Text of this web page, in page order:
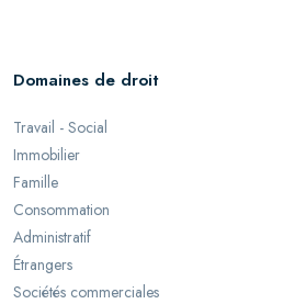
Domaines de droit
Travail - Social
Immobilier
Famille
Consommation
Administratif
Étrangers
Sociétés commerciales